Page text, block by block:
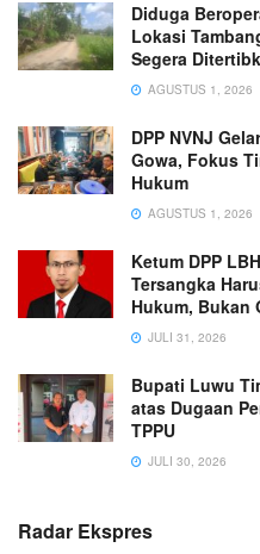
Diduga
Lokasi
Segera
AGUSTUS 1, 2026
DPP NVNJ
Gowa, Fokus
Hukum
AGUSTUS 1, 2026
Ketum DPP
Tersangka
Hukum, Bukan
JULI 31, 2026
Bupati Luwu
atas Dugaan
TPPU
JULI 30, 2026
Radar Ekspres